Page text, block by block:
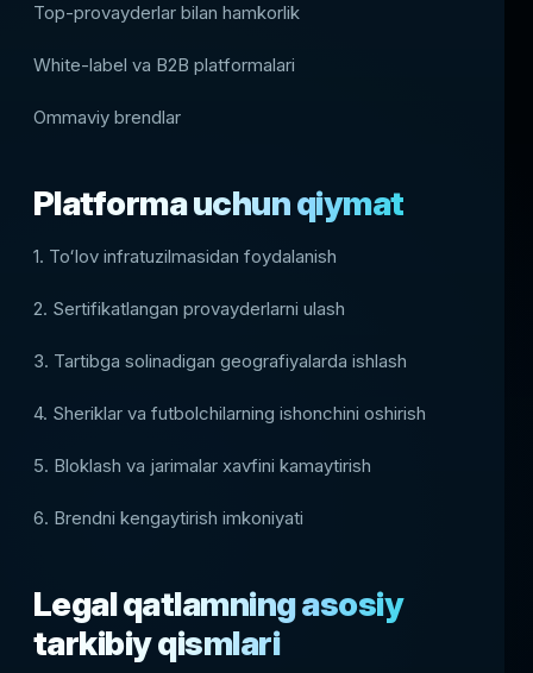
Top-provayderlar bilan hamkorlik
White-label va B2B platformalari
Ommaviy brendlar
Platforma uchun qiymat
1. Toʻlov infratuzilmasidan foydalanish
2. Sertifikatlangan provayderlarni ulash
3. Tartibga solinadigan geografiyalarda ishlash
4. Sheriklar va futbolchilarning ishonchini oshirish
5. Bloklash va jarimalar xavfini kamaytirish
6. Brendni kengaytirish imkoniyati
Legal qatlamning asosiy
tarkibiy qismlari